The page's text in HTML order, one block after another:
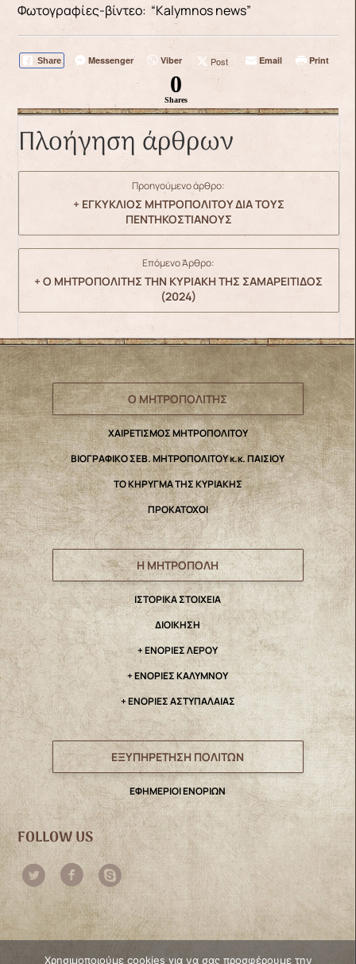
Φωτογραφίες-βίντεο: “Kalymnos news”
Share Messenger Viber Post Email Print
0
Shares
Πλοήγηση άρθρων
Προηγούμενο άρθρο:
+ ΕΓΚΥΚΛΙΟΣ ΜΗΤΡΟΠΟΛΙΤΟΥ ΔΙΑ ΤΟΥΣ
ΠΕΝΤΗΚΟΣΤΙΑΝΟΥΣ
Επόμενο Άρθρο:
+ Ο ΜΗΤΡΟΠΟΛΙΤΗΣ ΤΗΝ ΚΥΡΙΑΚΗ ΤΗΣ ΣΑΜΑΡΕΙΤΙΔΟΣ
(2024)
Ο ΜΗΤΡΟΠΟΛΙΤΗΣ
ΧΑΙΡΕΤΙΣΜΟΣ ΜΗΤΡΟΠΟΛΙΤΟΥ
ΒΙΟΓΡΑΦΙΚΟ ΣΕΒ. ΜΗΤΡΟΠΟΛΙΤΟΥ κ.κ. ΠΑΙΣΙΟΥ
ΤΟ ΚΗΡΥΓΜΑ ΤΗΣ ΚΥΡΙΑΚΗΣ
ΠΡΟΚΑΤΟΧΟΙ
Η ΜΗΤΡΟΠΟΛΗ
IΣΤΟΡΙΚΑ ΣΤΟΙΧΕΙΑ
ΔΙΟΙΚΗΣΗ
+ ΕΝΟΡΙΕΣ ΛΕΡΟΥ
+ ΕΝΟΡΙΕΣ ΚΑΛΥΜΝΟΥ
+ ΕΝΟΡΙΕΣ ΑΣΤΥΠΑΛΑΙΑΣ
ΕΞΥΠΗΡΕΤΗΣΗ ΠΟΛΙΤΩΝ
ΕΦΗΜΕΡΙΟΙ ΕΝΟΡΙΩΝ
FOLLOW US
Χρησιμοποιούμε cookies για να σας προσφέρουμε την